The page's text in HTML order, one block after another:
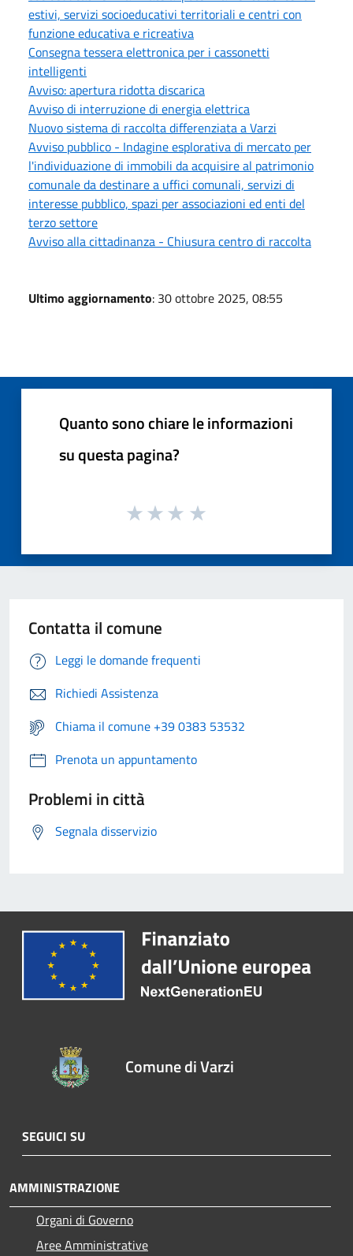
estivi, servizi socioeducativi territoriali e centri con
funzione educativa e ricreativa
Consegna tessera elettronica per i cassonetti
intelligenti
Avviso: apertura ridotta discarica
Avviso di interruzione di energia elettrica
Nuovo sistema di raccolta differenziata a Varzi
Avviso pubblico - Indagine esplorativa di mercato per
l'individuazione di immobili da acquisire al patrimonio
comunale da destinare a uffici comunali, servizi di
interesse pubblico, spazi per associazioni ed enti del
terzo settore
Avviso alla cittadinanza - Chiusura centro di raccolta
Ultimo aggiornamento: 30 ottobre 2025, 08:55
Quanto sono chiare le informazioni
su questa pagina?
Contatta il comune
Leggi le domande frequenti
Richiedi Assistenza
Chiama il comune +39 0383 53532
Prenota un appuntamento
Problemi in città
Segnala disservizio
Comune di Varzi
SEGUICI SU
AMMINISTRAZIONE
Organi di Governo
Aree Amministrative